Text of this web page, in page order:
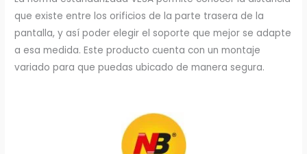
que existe entre los orificios de la parte trasera de la
pantalla, y así poder elegir el soporte que mejor se adapte
a esa medida. Este producto cuenta con un montaje
variado para que puedas ubicado de manera segura.